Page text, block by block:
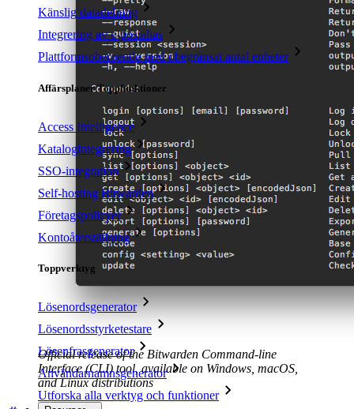
Känslig datadelning
Integrering av e-postalias
Plattformsoberoende med obegränsat antal enheter
Affärsplaner Toppfunktioner
Access Intelligence
Katalogintegrering
SSO-integration
Self-hosting Bitwarden
Företagspolicyer
Kontoåterställning
Toppverktyg
Lösenordsgenerator
Lösenordsstyrketestare
Lösenfrasgenerator
Användarnamnsgenerator
Utforska alla verktyg och funktioner
Official release of the Bitwarden Command-line
Interface (CLI) tool, available on Windows, macOS,
and Linux distributions